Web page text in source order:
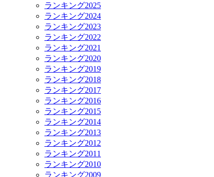
ランキング2025
ランキング2024
ランキング2023
ランキング2022
ランキング2021
ランキング2020
ランキング2019
ランキング2018
ランキング2017
ランキング2016
ランキング2015
ランキング2014
ランキング2013
ランキング2012
ランキング2011
ランキング2010
ランキング2009